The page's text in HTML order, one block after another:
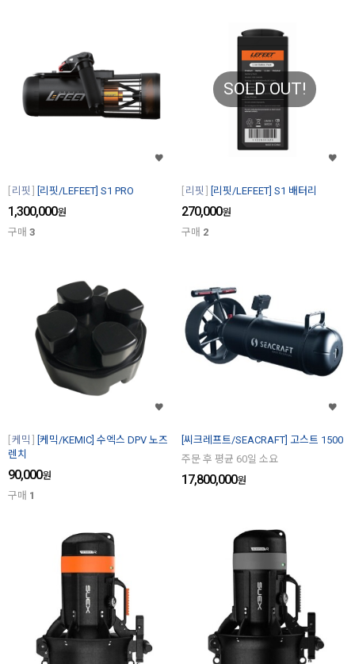
리핏 [리핏/LEFEET] S1 PRO
1,300,000원
구매 3
SOLD OUT!
리핏 [리핏/LEFEET] S1 배터리
270,000원
구매 2
케믹
[케믹/KEMIC] 수엑스 DPV 노즈
렌치
90,000원
구매 1
[씨크레프트/SEACRAFT] 고스트 1500
주문 후 평균 60일 소요
17,800,000원